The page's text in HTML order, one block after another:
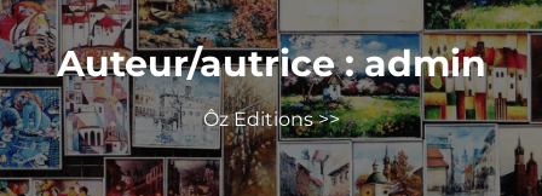
Auteur/autrice :admin
Ôz Editions>>